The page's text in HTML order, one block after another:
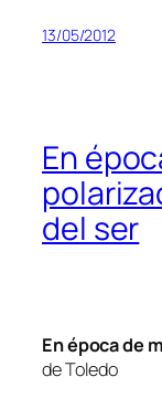
13/05/2012
En
del ser
En épo­ca de
de Toledo